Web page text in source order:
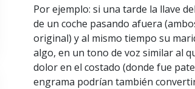
Los Principios Básicos de Scientology
Una Introducción a Dianética
Amor y Odio: ¿Qué es Grandeza?
Llevando Scientology al
Por ejemplo: si una tarde la llave
de un coche pasando afuera
original) y al mismo tiempo su
algo, en un tono de voz similar al
dolor en el costado (donde fue
engrama podrían también